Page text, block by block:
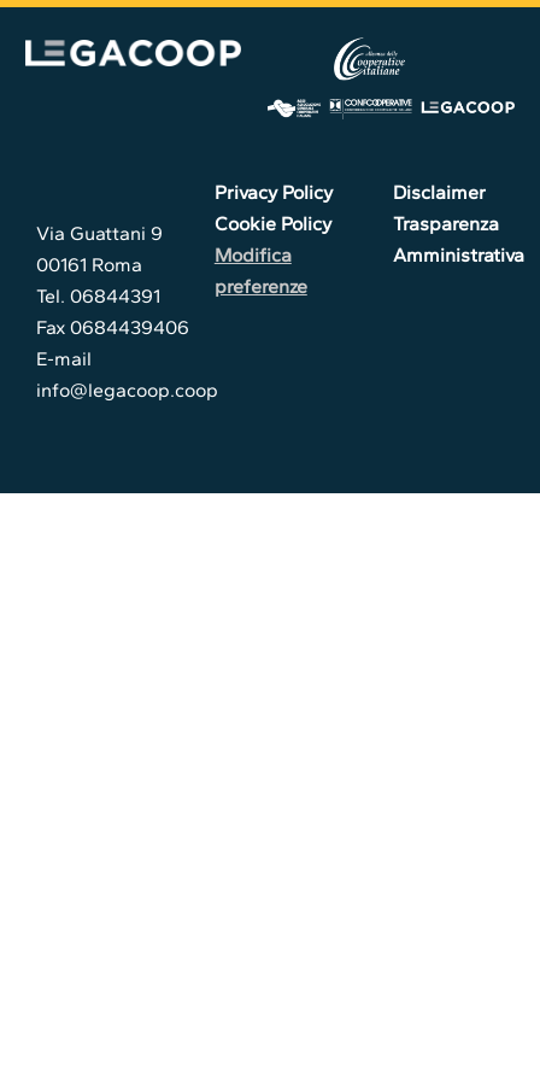
Via Guattani 9
00161 Roma
Tel. 06844391
Fax 0684439406
E-mail
info@legacoop.coop
Privacy Policy
Cookie Policy
Modifica
preferenze
Disclaimer
Trasparenza
Amministrativa